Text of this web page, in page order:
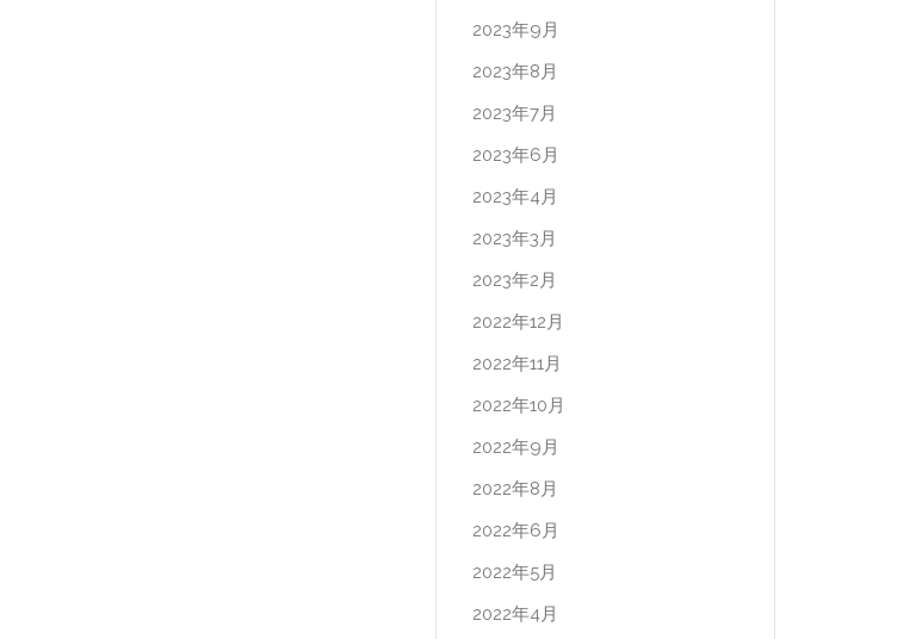
2023年9月
2023年8月
2023年7月
2023年6月
2023年4月
2023年3月
2023年2月
2022年12月
2022年11月
2022年10月
2022年9月
2022年8月
2022年6月
2022年5月
2022年4月